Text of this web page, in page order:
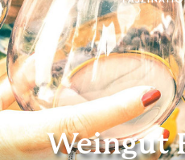
Weingut